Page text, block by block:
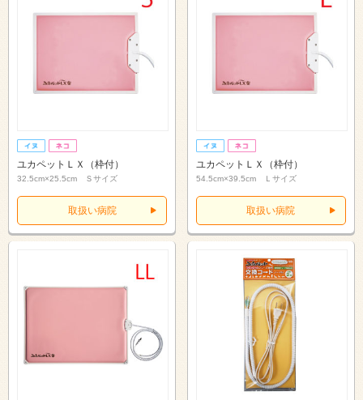
ユカペットＬＸ（枠付）
32.5cm×25.5cm Ｓサイズ
取扱い病院
ユカペットＬＸ（枠付）
54.5cm×39.5cm Ｌサイズ
取扱い病院